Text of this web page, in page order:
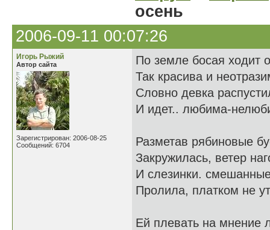
осень
2006-09-11 00:07:26
Игорь Рыжий
Автор сайта
Зарегистрирован: 2006-08-25
Сообщений: 6704
По земле босая ходит
Так красива и
Словно девка
И идет.. любима-
Разметав рябиновые
Закружилась, ветер
И слезинки.
Пролила, платком не
Ей плевать на мнение